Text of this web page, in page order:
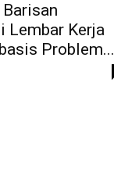
Lembar Kerja
Problem...